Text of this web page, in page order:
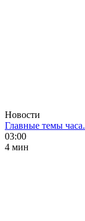
Новости
Главные темы
03:00
4 мин